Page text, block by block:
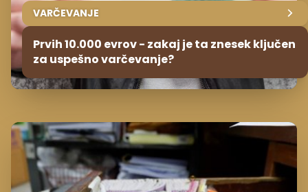
VARČEVANJE
Prvih 10.000 evrov - zakaj je ta znesek ključen
za uspešno varčevanje?